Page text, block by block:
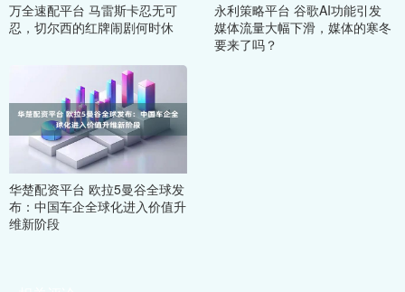
万全速配平台 马雷斯卡忍无可
忍，切尔西的红牌闹剧何时休
永利策略平台 谷歌AI功能引发
媒体流量大幅下滑，媒体的寒冬
要来了吗？
华楚配资平台 欧拉5曼谷全球发
布：中国车企全球化进入价值升
维新阶段